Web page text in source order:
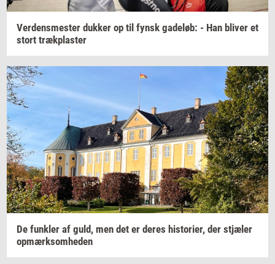
Ver­dens­me­ster duk­ker op til fynsk ga­de­løb: - Han bli­ver et
stort træk­pla­ster
De funk­ler af guld, men det er deres hi­sto­ri­er, der stjæ­ler
op­mærk­som­he­den